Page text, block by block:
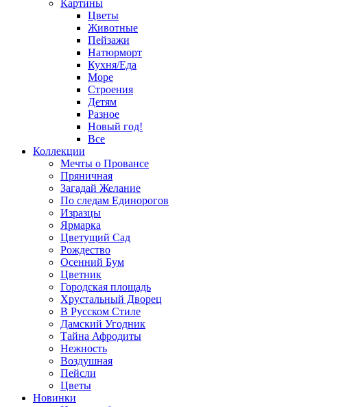
Картины
Цветы
Животные
Пейзажи
Натюрморт
Кухня/Еда
Море
Строения
Детям
Разное
Новый год!
Все
Коллекции
Мечты о Провансе
Пряничная
Загадай Желание
По следам Единорогов
Изразцы
Ярмарка
Цветущий Сад
Рождество
Осенний Бум
Цветник
Городская площадь
Хрустальный Дворец
В Русском Стиле
Дамский Угодник
Тайна Афродиты
Нежность
Воздушная
Пейсли
Цветы
Новинки